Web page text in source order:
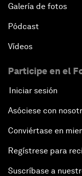
Galería de fotos
Pódcast
Vídeos
Participe en el
Iniciar sesión
Asóciese con
Conviértase en
Regístrese para
Suscríbase a